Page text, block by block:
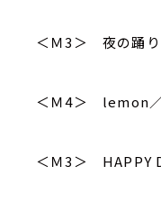
＜Ｍ3＞ 夜の踊り
＜Ｍ4＞ lemon／
＜Ｍ3＞ HAPPY